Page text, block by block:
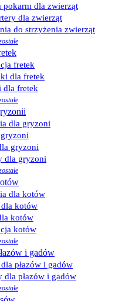
pokarm dla zwierząt
dla zwierząt
do strzyżenia zwierząt
fretek
dla fretek
dla fretek
dla gryzoni
gryzoni
dla gryzoni
dla kotów
kotów
kotów
kotów
i gadów
dla płazów i gadów
dla płazów i gadów